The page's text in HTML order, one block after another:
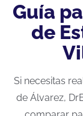
Guía
de
Si necesitas
de Álvarez,